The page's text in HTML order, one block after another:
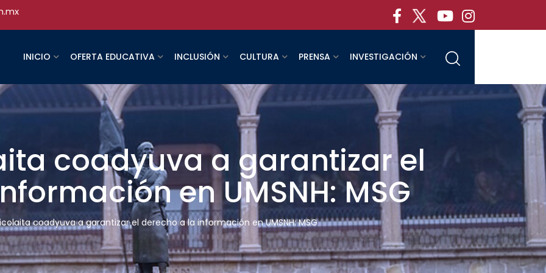
INICIO OFERTA EDUCATIVA INCLUSIÓN CULTURA PRENSA INVESTIGACIÓN
coadyuva a garantizar el
en UMSNH: MSG
coadyuva a garantizar el derecho a la información en UMSNH: MSG